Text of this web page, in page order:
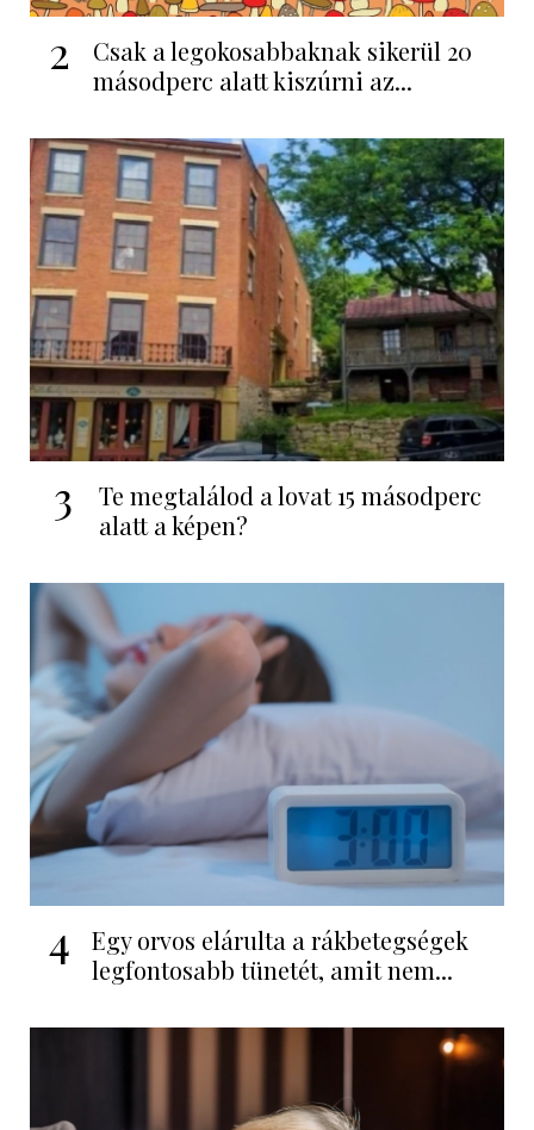
2
Csak a legokosabbaknak sikerül 20
másodperc alatt kiszúrni az...
3
Te megtalálod a lovat 15 másodperc
alatt a képen?
4
Egy orvos elárulta a rákbetegségek
legfontosabb tünetét, amit nem...